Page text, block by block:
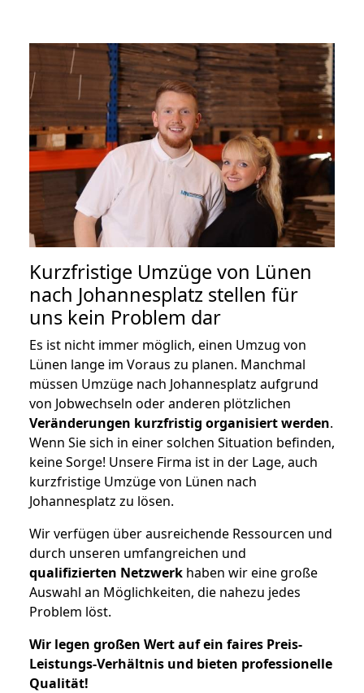
Kurzfristige Umzüge von Lünen
nach Johannesplatz stellen für
uns kein Problem dar
Es ist nicht immer möglich, einen Umzug von
Lünen lange im Voraus zu planen. Manchmal
müssen Umzüge nach Johannesplatz aufgrund
von Jobwechseln oder anderen plötzlichen
Veränderungen kurzfristig organisiert werden.
Wenn Sie sich in einer solchen Situation befinden,
keine Sorge! Unsere Firma ist in der Lage, auch
kurzfristige Umzüge von Lünen nach
Johannesplatz zu lösen.
Wir verfügen über ausreichende Ressourcen und
durch unseren umfangreichen und
qualifizierten Netzwerk haben wir eine große
Auswahl an Möglichkeiten, die nahezu jedes
Problem löst.
Wir legen großen Wert auf ein faires Preis-
Leistungs-Verhältnis und bieten professionelle
Qualität!